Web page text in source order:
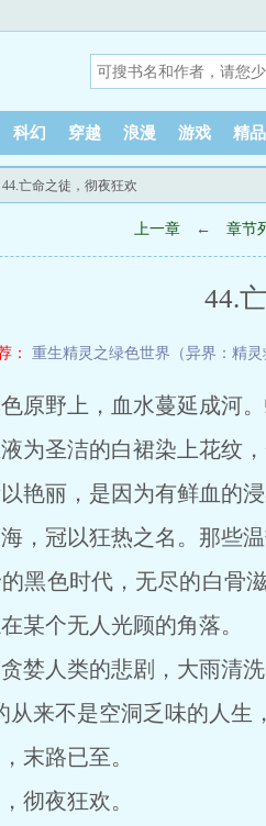
科幻 穿越 浪漫 游戏 精
44.亡命之徒，彻夜狂欢
上一章 ← 章节
44.
： 重生精灵之绿色世界（异界：精灵
原野上，血水蔓延成河
圣洁的白裙染上花纹，
丽，是因为有鲜血的浸
冠以狂热之名。那些
色时代，无尽的白骨滋
某个无人光顾的角落。
人类的悲剧，大雨清洗
来不是空洞乏味的人生
路已至。
夜狂欢。